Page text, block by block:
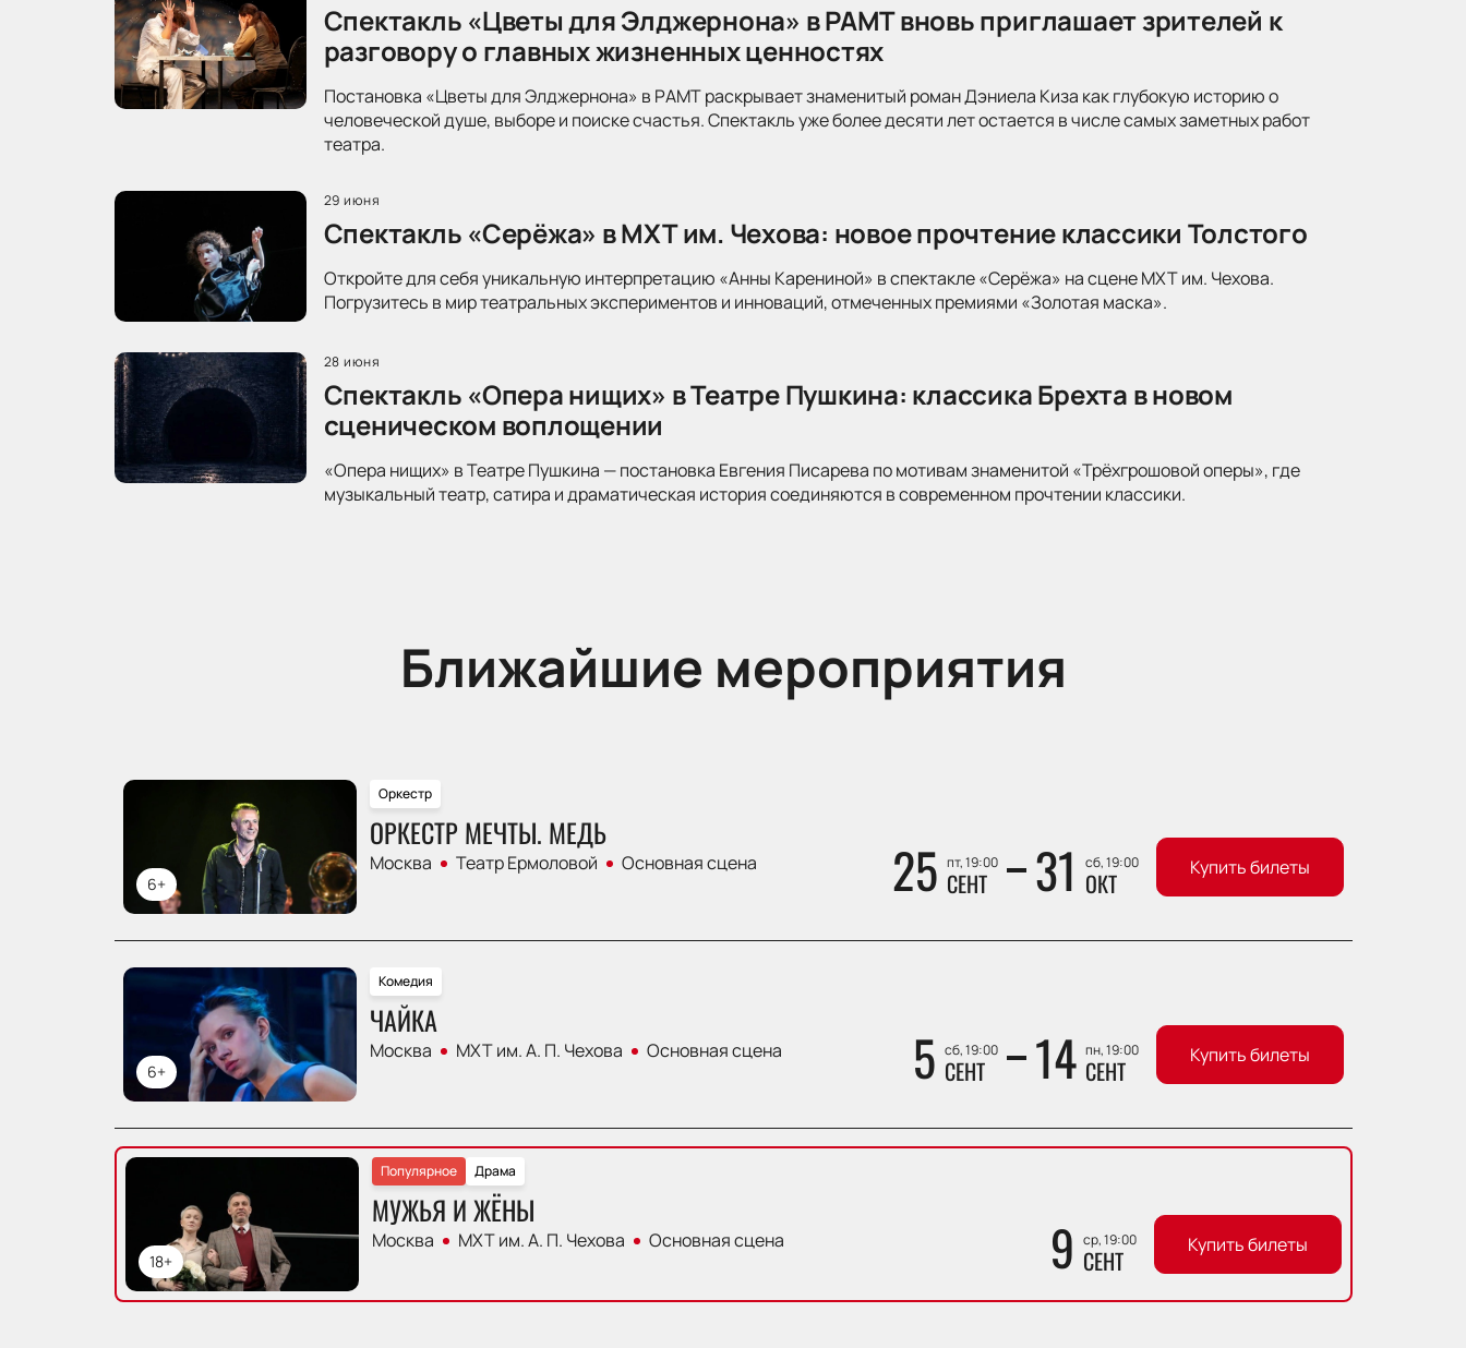
Спектакль «Цветы для Элджернона» в РАМТ вновь приглашает зрителей к
разговору о главных жизненных ценностях
Постановка «Цветы для Элджернона» в РАМТ раскрывает знаменитый роман Дэниела Киза как глубокую историю о
человеческой душе, выборе и поиске счастья. Спектакль уже более десяти лет остается в числе самых заметных работ
театра.
29 июня
Спектакль «Серёжа» в МХТ им. Чехова: новое прочтение классики Толстого
Откройте для себя уникальную интерпретацию «Анны Карениной» в спектакле «Серёжа» на сцене МХТ им. Чехова.
Погрузитесь в мир театральных экспериментов и инноваций, отмеченных премиями «Золотая маска».
28 июня
Спектакль «Опера нищих» в Театре Пушкина: классика Брехта в новом
сценическом воплощении
«Опера нищих» в Театре Пушкина — постановка Евгения Писарева по мотивам знаменитой «Трёхгрошовой оперы», где
музыкальный театр, сатира и драматическая история соединяются в современном прочтении классики.
Ближайшие мероприятия
6+
Оркестр
ОРКЕСТР МЕЧТЫ. МЕДЬ
Москва Театр Ермоловой Основная сцена 25 пт, 19:00
СЕНТ 31 сб, 19:00
ОКТ Купить билеты
6+
Комедия
ЧАЙКА
Москва МХТ им. А. П. Чехова Основная сцена 5 сб, 19:00
СЕНТ 14 пн, 19:00
СЕНТ Купить билеты
18+
Драма
Популярное
МУЖЬЯ И ЖЁНЫ
Москва МХТ им. А. П. Чехова Основная сцена 9 ср, 19:00
СЕНТ Купить билеты